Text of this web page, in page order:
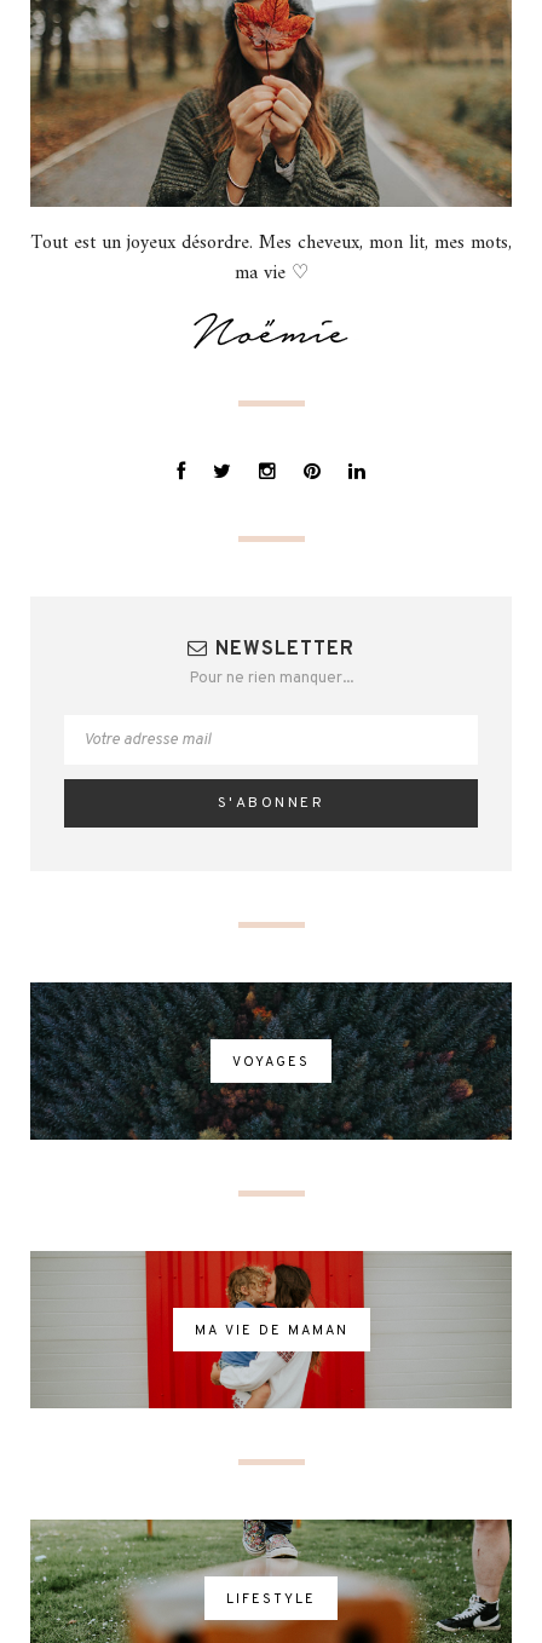
Tout est un joyeux désordre. Mes cheveux, mon lit, mes mots,
ma vie ♡
NEWSLETTER
Pour ne rien manquer...
VOYAGES
MA VIE DE MAMAN
LIFESTYLE